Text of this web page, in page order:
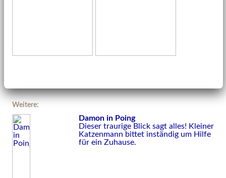
Weitere:
Damon in Poing
Dieser traurige Blick sagt alles! Kleiner
Katzenmann bittet inständig um Hilfe
für ein Zuhause.